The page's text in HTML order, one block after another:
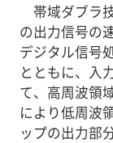
帯域ダブラ
の出力信号の
デジタル信号
とともに、入
て、高周波領
により低周波
ップの出力部